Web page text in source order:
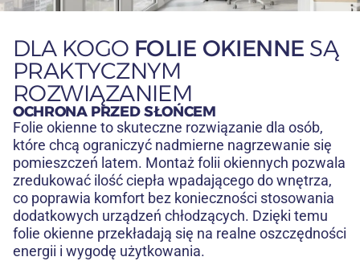
DLA KOGO FOLIE OKIENNE SĄ
PRAKTYCZNYM
ROZWIĄZANIEM
OCHRONA PRZED SŁOŃCEM
Folie okienne to skuteczne rozwiązanie dla osób,
które chcą ograniczyć nadmierne nagrzewanie się
pomieszczeń latem. Montaż folii okiennych pozwala
zredukować ilość ciepła wpadającego do wnętrza,
co poprawia komfort bez konieczności stosowania
dodatkowych urządzeń chłodzących. Dzięki temu
folie okienne przekładają się na realne oszczędności
energii i wygodę użytkowania.